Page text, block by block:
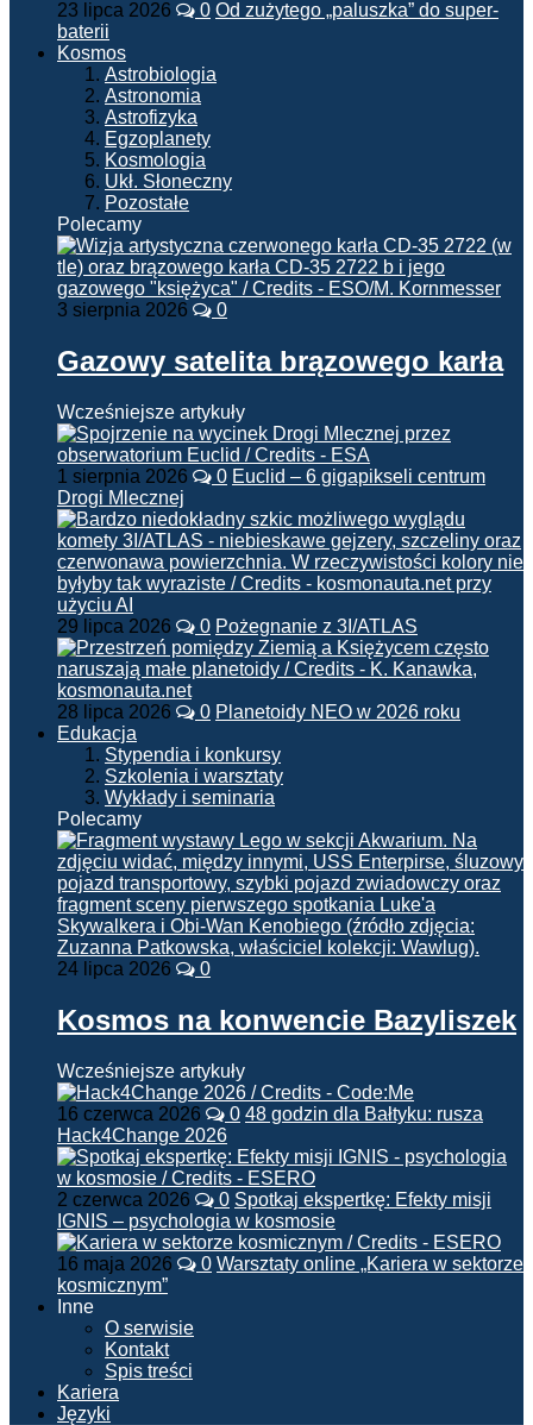
23 lipca 2026 0 Od zużytego „paluszka” do super-
baterii
Kosmos
Astrobiologia
Astronomia
Astrofizyka
Egzoplanety
Kosmologia
Ukł. Słoneczny
Pozostałe
Polecamy
3 sierpnia 2026 0
Gazowy satelita brązowego karła
Wcześniejsze artykuły
1 sierpnia 2026 0 Euclid – 6 gigapikseli centrum
Drogi Mlecznej
29 lipca 2026 0 Pożegnanie z 3I/ATLAS
28 lipca 2026 0 Planetoidy NEO w 2026 roku
Edukacja
Stypendia i konkursy
Szkolenia i warsztaty
Wykłady i seminaria
Polecamy
24 lipca 2026 0
Kosmos na konwencie Bazyliszek
Wcześniejsze artykuły
16 czerwca 2026 0 48 godzin dla Bałtyku: rusza
Hack4Change 2026
2 czerwca 2026 0 Spotkaj ekspertkę: Efekty misji
IGNIS – psychologia w kosmosie
16 maja 2026 0 Warsztaty online „Kariera w sektorze
kosmicznym”
Inne
O serwisie
Kontakt
Spis treści
Kariera
Języki